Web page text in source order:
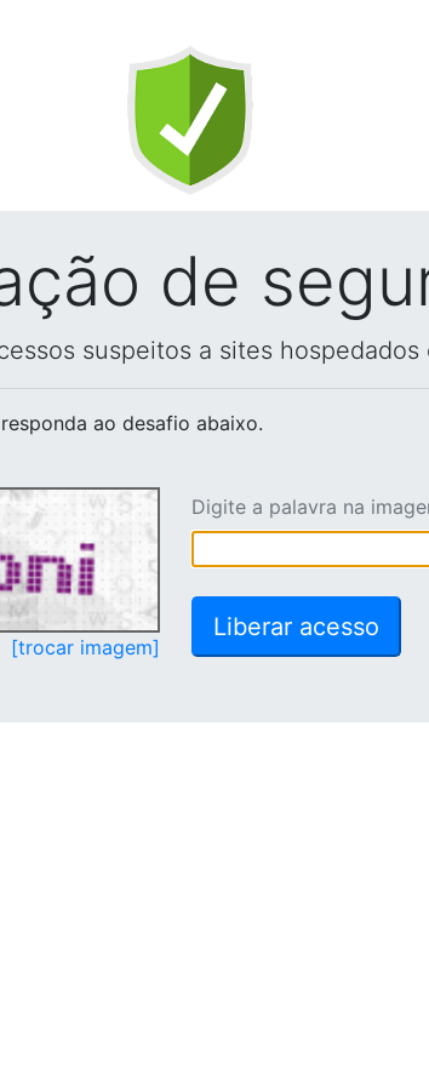
de
suspeitos a sites hospedados
ao desafio abaixo.
[trocar imagem]
Digite a palavra na